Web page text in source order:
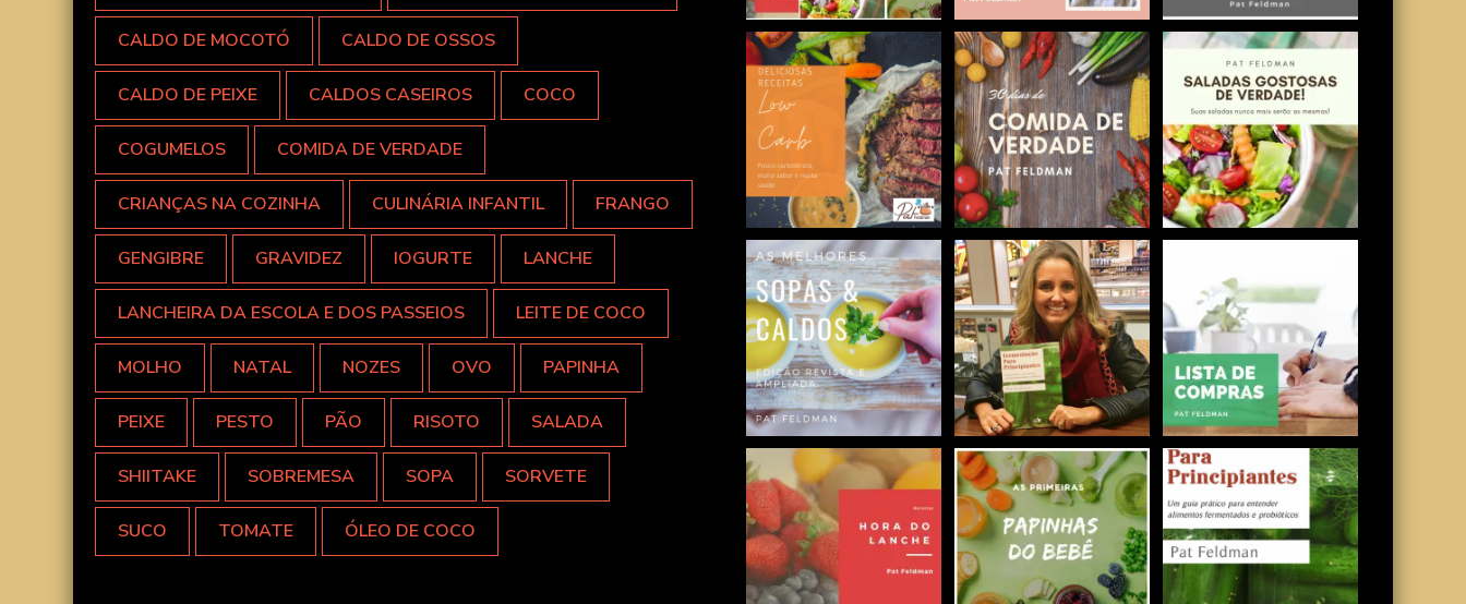
CALDO DE MOCOTÓ CALDO DE OSSOS
CALDO DE PEIXE CALDOS CASEIROS COCO
COGUMELOS COMIDA DE VERDADE
CRIANÇAS NA COZINHA CULINÁRIA INFANTIL FRANGO
GENGIBRE GRAVIDEZ IOGURTE LANCHE
LANCHEIRA DA ESCOLA E DOS PASSEIOS LEITE DE COCO
MOLHO NATAL NOZES OVO PAPINHA
PEIXE PESTO PÃO RISOTO SALADA
SHIITAKE SOBREMESA SOPA SORVETE
SUCO TOMATE ÓLEO DE COCO